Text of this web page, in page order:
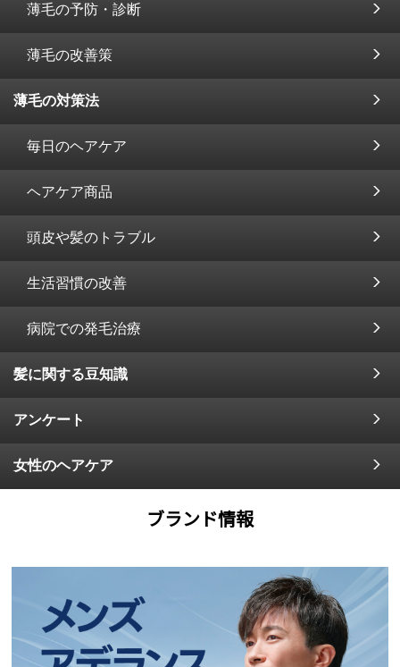
薄毛の予防・診断
薄毛の改善策
薄毛の対策法
毎日のヘアケア
ヘアケア商品
頭皮や髪のトラブル
生活習慣の改善
病院での発毛治療
髪に関する豆知識
アンケート
女性のヘアケア
ブランド情報